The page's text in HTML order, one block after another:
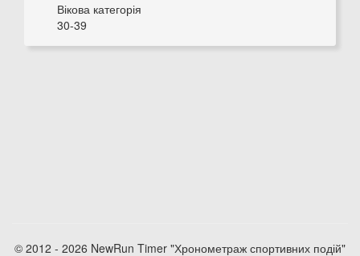
Вікова категорія
30-39
© 2012 - 2026 NewRun Timer "Хронометраж спортивних подій"